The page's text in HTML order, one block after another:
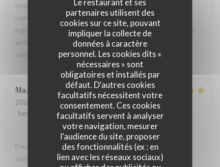
partenaires utilisent des
cookies sur ce site, pouvant
impliquer la collecte de
données à caractère
personnel. Les cookies dits «
nécessaires » sont
obligatoires et installés par
défaut. D'autres cookies
facultatifs nécessitent votre
consentement. Ces cookies
facultatifs servent à analyser
votre navigation, mesurer
l'audience du site, proposer
des fonctionnalités (ex : en
lien avec les réseaux sociaux)
(vraiment toujours) une très belle soirée, très bien reçu et
une qualité imparable dans l'assiette. Ici j'ose prendre des
ingrédients qui normalement ne me plaisent pas, car je sais
qu'ici, ils seront magnifiquement préparé. Merci Pierre et
Jonathan (et toute l'équipe) !
Marta
2026-07-16
- 19:30 - Couverts 2
Service
Ambiance:5/5 Cuisine: 5/5 Qualité / Prix
Excellent food and a relaxed atmosphere - we will keep
coming back!